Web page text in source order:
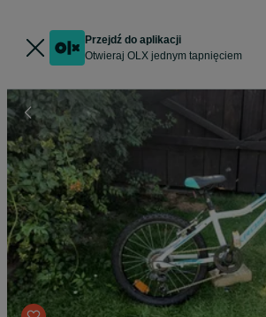
Przejdź do aplikacji
Otwieraj OLX jednym tapnięciem